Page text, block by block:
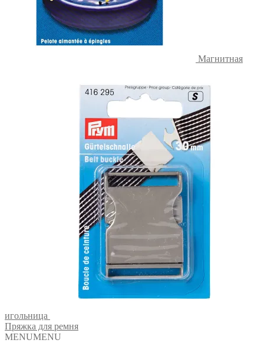
Магнитная
игольница
Пряжка для ремня
MENUMENU